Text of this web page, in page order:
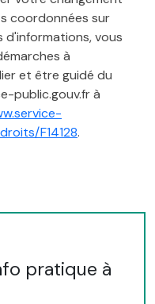
coordonnées sur
d'informations, vous
à
et être guidé du
public.gouv.fr à
F14128.
pratique à